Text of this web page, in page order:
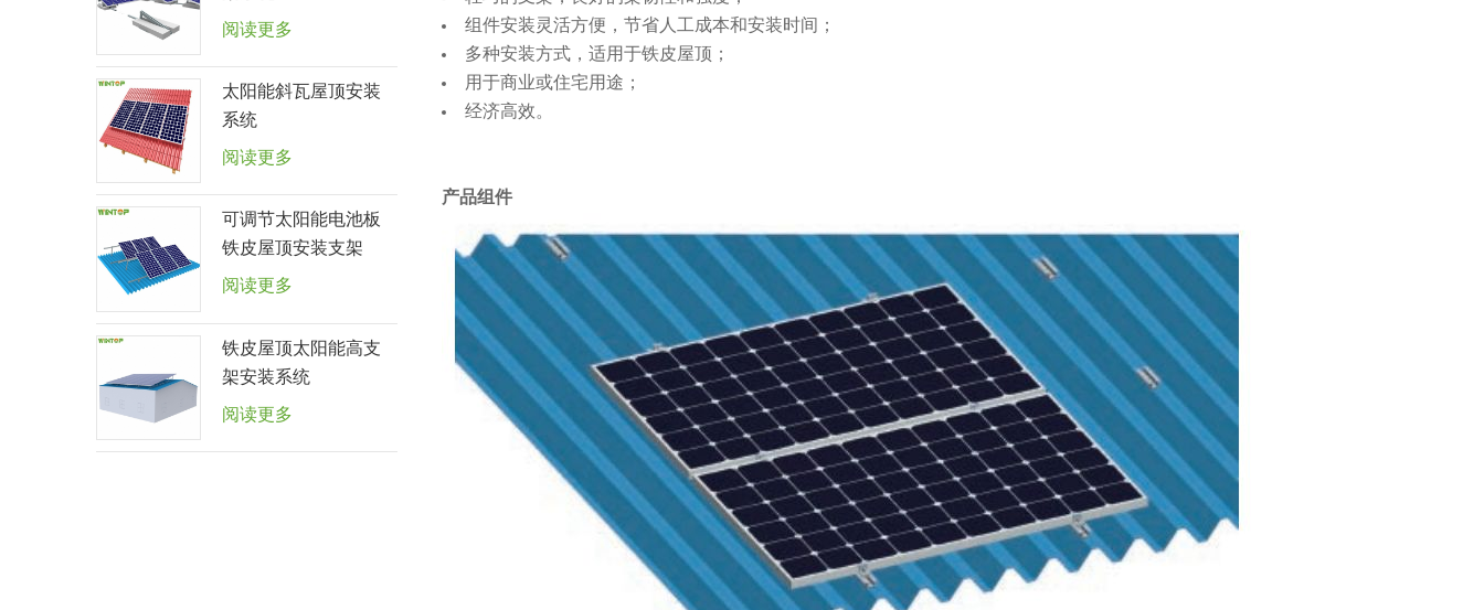
组件安装灵活方便，节省人工成本和安装时间；
多种安装方式，适用于铁皮屋顶；
用于商业或住宅用途；
经济高效。
产品组件
阅读更多
太阳能斜瓦屋顶安装
系统
阅读更多
可调节太阳能电池板
铁皮屋顶安装支架
阅读更多
铁皮屋顶太阳能高支
架安装系统
阅读更多